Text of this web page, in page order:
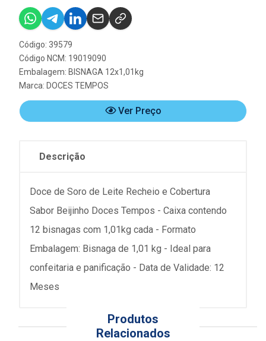
Código: 39579
Código NCM: 19019090
Embalagem: BISNAGA 12x1,01kg
Marca: DOCES TEMPOS
Ver Preço
Descrição
Doce de Soro de Leite Recheio e Cobertura
Sabor Beijinho Doces Tempos - Caixa contendo
12 bisnagas com 1,01kg cada - Formato
Embalagem: Bisnaga de 1,01 kg - Ideal para
confeitaria e panificação - Data de Validade: 12
Meses
Produtos
Relacionados